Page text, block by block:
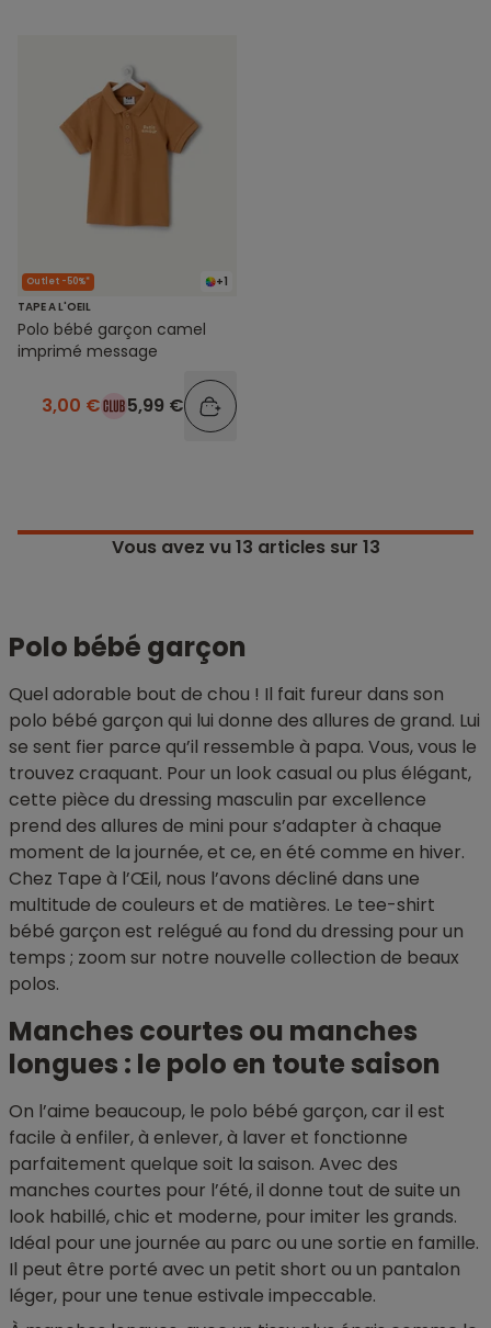
+1
Outlet -50%*
TAPE A L'OEIL
Polo bébé garçon camel
imprimé message
3,00 € 5,99 €
Vous avez vu13 articles sur 13
Polo bébé garçon
Quel adorable bout de chou ! Il fait fureur dans son
polo bébé garçon qui lui donne des allures de grand. Lui
se sent fier parce qu’il ressemble à papa. Vous, vous le
trouvez craquant. Pour un look casual ou plus élégant,
cette pièce du dressing masculin par excellence
prend des allures de mini pour s’adapter à chaque
moment de la journée, et ce, en été comme en hiver.
Chez Tape à l’Œil, nous l’avons décliné dans une
multitude de couleurs et de matières. Le tee-shirt
bébé garçon est relégué au fond du dressing pour un
temps ; zoom sur notre nouvelle collection de beaux
polos.
Manches courtes ou manches
longues : le polo en toute saison
On l’aime beaucoup, le polo bébé garçon, car il est
facile à enfiler, à enlever, à laver et fonctionne
parfaitement quelque soit la saison. Avec des
manches courtes pour l’été, il donne tout de suite un
look habillé, chic et moderne, pour imiter les grands.
Idéal pour une journée au parc ou une sortie en famille.
Il peut être porté avec un petit short ou un pantalon
léger, pour une tenue estivale impeccable.